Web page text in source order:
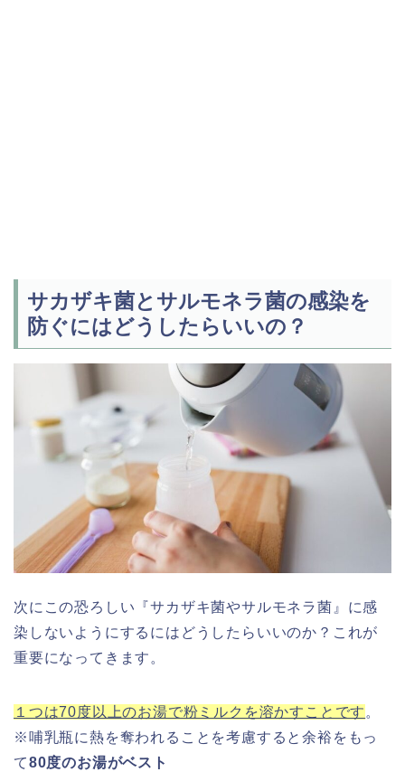
サカザキ菌とサルモネラ菌の感染を
防ぐにはどうしたらいいの？
次にこの恐ろしい『サカザキ菌やサルモネラ菌』に感
染しないようにするにはどうしたらいいのか？これが
重要になってきます。
１つは70度以上のお湯で粉ミルクを溶かすことです 。
※哺乳瓶に熱を奪われることを考慮すると余裕をもっ
て80度のお湯がベスト